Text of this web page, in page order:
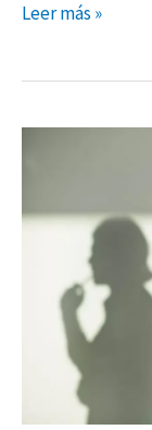
Leer más »
Protocolos
Bioseguridad
COVID-